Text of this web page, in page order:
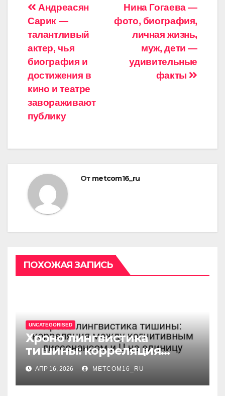
Навигация
по
записям
Нина Гогаева —
фото, биография,
личная жизнь,
муж, дети —
удивительные
факты
Андреасян
Сарик —
талантливый
актер, чья
биография и
достижения в
кино и театре
завораживают
публику
От metcom16_ru
ПОХОЖАЯ ЗАПИСЬ
UNCATEGORISED
Хроно лингвистика
тишины: корреляция
между когнитивным
диссонансом и U на
единицу
АПР 16, 2026 METCOM16_RU